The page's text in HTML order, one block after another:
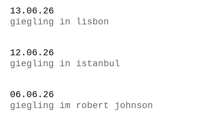
13.06.26
giegling in lisbon
12.06.26
giegling in istanbul
06.06.26
giegling im robert johnson